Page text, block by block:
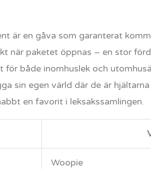
är en gåva som garanterat
när paketet öppnas – en stor
både inomhuslek och
sin egen värld där de är
en favorit i leksakssamlingen.
Woopie